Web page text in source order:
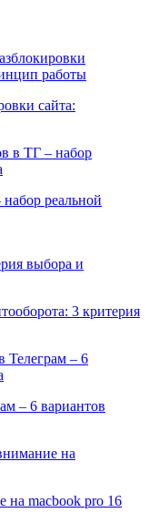
сайта:
реальной
3 критерия
– 6 вариантов
на macbook pro 16